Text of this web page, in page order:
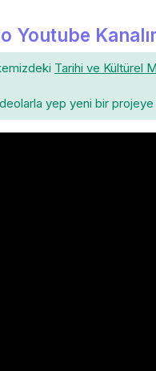
Youtube
Tarihi ve Kültürel
yep yeni bir projeye